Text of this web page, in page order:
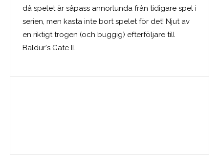
då spelet är såpass annorlunda från tidigare spel i
serien, men kasta inte bort spelet för det! Njut av
en riktigt trogen (och buggig) efterföljare till
Baldur's Gate II.